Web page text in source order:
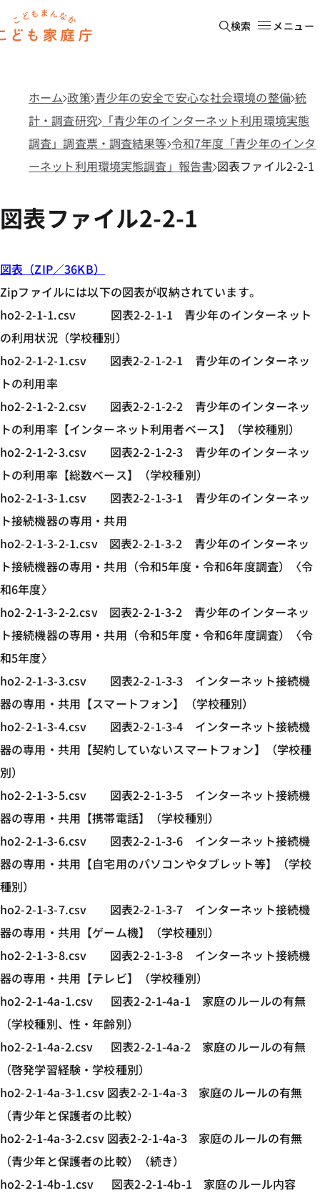
本文へ移動
検索 メニュー
ホーム 政策 青少年の安全で安心な社会環境の整備 統
計・調査研究 「青少年のインターネット利用環境実態
調査」調査票・調査結果等 令和7年度「青少年のインタ
ーネット利用環境実態調査」報告書 図表ファイル2-2-1
図表ファイル2-2-1
図表（ZIP／36KB）
Zipファイルには以下の図表が収納されています。
ho2-2-1-1.csv 図表2-2-1-1 青少年のインターネット
の利用状況（学校種別）
ho2-2-1-2-1.csv 図表2-2-1-2-1 青少年のインターネッ
トの利用率
ho2-2-1-2-2.csv 図表2-2-1-2-2 青少年のインターネッ
トの利用率【インターネット利用者ベース】（学校種別）
ho2-2-1-2-3.csv 図表2-2-1-2-3 青少年のインターネッ
トの利用率【総数ベース】（学校種別）
ho2-2-1-3-1.csv 図表2-2-1-3-1 青少年のインターネッ
ト接続機器の専用・共用
ho2-2-1-3-2-1.csv 図表2-2-1-3-2 青少年のインターネッ
ト接続機器の専用・共用（令和5年度・令和6年度調査）〈令
和6年度〉
ho2-2-1-3-2-2.csv 図表2-2-1-3-2 青少年のインターネッ
ト接続機器の専用・共用（令和5年度・令和6年度調査）〈令
和5年度〉
ho2-2-1-3-3.csv 図表2-2-1-3-3 インターネット接続機
器の専用・共用【スマートフォン】（学校種別）
ho2-2-1-3-4.csv 図表2-2-1-3-4 インターネット接続機
器の専用・共用【契約していないスマートフォン】（学校種
別）
ho2-2-1-3-5.csv 図表2-2-1-3-5 インターネット接続機
器の専用・共用【携帯電話】（学校種別）
ho2-2-1-3-6.csv 図表2-2-1-3-6 インターネット接続機
器の専用・共用【自宅用のパソコンやタブレット等】（学校
種別）
ho2-2-1-3-7.csv 図表2-2-1-3-7 インターネット接続機
器の専用・共用【ゲーム機】（学校種別）
ho2-2-1-3-8.csv 図表2-2-1-3-8 インターネット接続機
器の専用・共用【テレビ】（学校種別）
ho2-2-1-4a-1.csv 図表2-2-1-4a-1 家庭のルールの有無
（学校種別、性・年齢別）
ho2-2-1-4a-2.csv 図表2-2-1-4a-2 家庭のルールの有無
（啓発学習経験・学校種別）
ho2-2-1-4a-3-1.csv 図表2-2-1-4a-3 家庭のルールの有無
（青少年と保護者の比較）
ho2-2-1-4a-3-2.csv 図表2-2-1-4a-3 家庭のルールの有無
（青少年と保護者の比較）（続き）
ho2-2-1-4b-1.csv 図表2-2-1-4b-1 家庭のルール内容